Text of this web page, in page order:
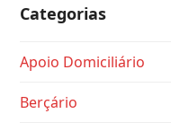
Categorias
Apoio Domiciliário
Berçário